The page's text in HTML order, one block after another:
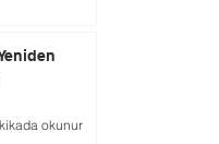
okunur